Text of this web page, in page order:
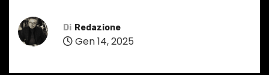
Di Redazione
Gen 14, 2025